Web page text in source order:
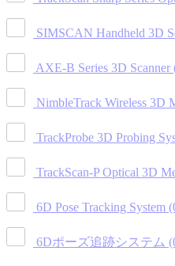
SIMSCAN Handheld 3D
AXE-B Series 3D Scanner
NimbleTrack Wireless 3D
TrackProbe 3D Probing
TrackScan-P Optical 3D
6D Pose Tracking System
6Dポーズ追跡システム